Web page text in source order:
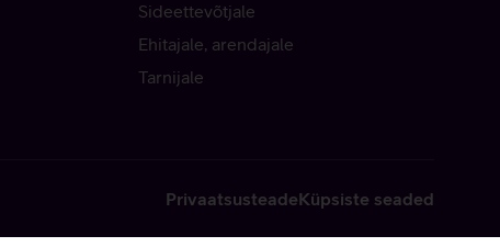
Sideettevõtjale
Ehitajale, arendajale
Tarnijale
PrivaatsusteadeKüpsiste seaded